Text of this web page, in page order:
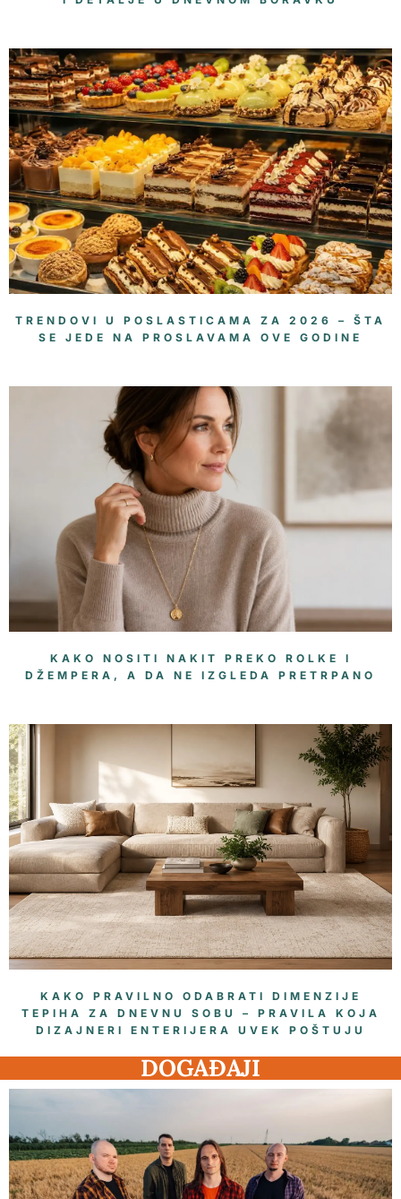
TRENDOVI U POSLASTICAMA ZA 2026 – ŠTA
SE JEDE NA PROSLAVAMA OVE GODINE
KAKO NOSITI NAKIT PREKO ROLKE I
DŽEMPERA, A DA NE IZGLEDA PRETRPANO
KAKO PRAVILNO ODABRATI DIMENZIJE
TEPIHA ZA DNEVNU SOBU – PRAVILA KOJA
DIZAJNERI ENTERIJERA UVEK POŠTUJU
DOGAĐAJI